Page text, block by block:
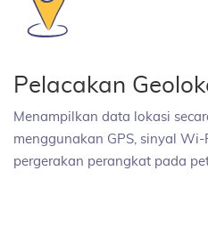
Pelacakan
Menampilkan data lokasi
menggunakan GPS, sinyal
pergerakan perangkat pada